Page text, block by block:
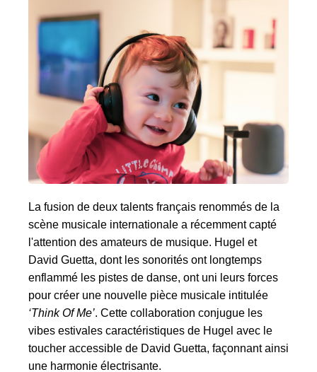
Simulateur
de prix
La fusion de deux talents français renommés de la
scène musicale internationale a récemment capté
l'attention des amateurs de musique. Hugel et
David Guetta, dont les sonorités ont longtemps
enflammé les pistes de danse, ont uni leurs forces
pour créer une nouvelle pièce musicale intitulée
‘Think Of Me’. Cette collaboration conjugue les
vibes estivales caractéristiques de Hugel avec le
toucher accessible de David Guetta, façonnant ainsi
une harmonie électrisante.